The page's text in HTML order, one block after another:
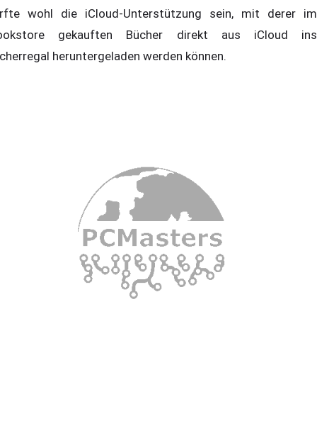
wohl die iCloud-Unterstützung sein, mit derer im
gekauften Bücher direkt aus iCloud ins
heruntergeladen werden können.